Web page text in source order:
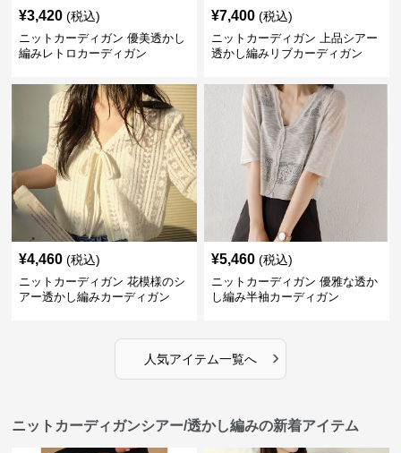
¥3,420 (税込)
ニットカーディガン 優美透かし
編みレトロカーディガン
¥7,400 (税込)
ニットカーディガン 上品シアー
透かし編みリブカーディガン
¥4,460 (税込)
ニットカーディガン 花模様のシ
アー透かし編みカーディガン
¥5,460 (税込)
ニットカーディガン 優雅な透か
し編み半袖カーディガン
人気アイテム一覧へ ›
ニットカーディガンシアー/透かし編みの新着アイテム